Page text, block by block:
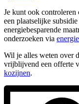
Je kunt ook
een plaatselijke
energiebesparende
onderzoeken via
Wil je alles weten over
vrijblijvend een offerte
kozijnen.